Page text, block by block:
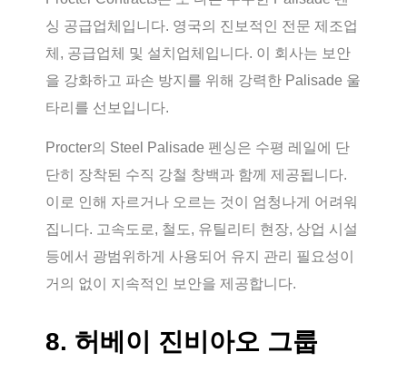
싱 공급업체입니다. 영국의 진보적인 전문 제조업
체, 공급업체 및 설치업체입니다. 이 회사는 보안
을 강화하고 파손 방지를 위해 강력한 Palisade 울
타리를 선보입니다.
Procter의 Steel Palisade 펜싱은 수평 레일에 단
단히 장착된 수직 강철 창백과 함께 제공됩니다.
이로 인해 자르거나 오르는 것이 엄청나게 어려워
집니다. 고속도로, 철도, 유틸리티 현장, 상업 시설
등에서 광범위하게 사용되어 유지 관리 필요성이
거의 없이 지속적인 보안을 제공합니다.
8. 허베이 진비아오 그룹